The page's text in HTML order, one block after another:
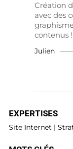
Création
avec des
contenus
Julien
EXPERTISES
Site Internet |